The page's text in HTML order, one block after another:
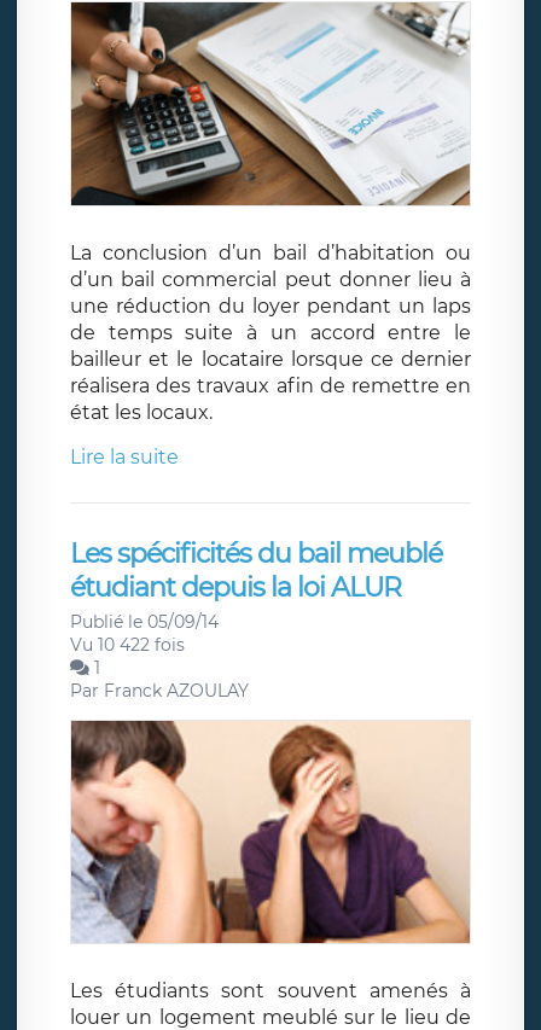
La conclusion d’un bail d’habitation ou
d’un bail commercial peut donner lieu à
une réduction du loyer pendant un laps
de temps suite à un accord entre le
bailleur et le locataire lorsque ce dernier
réalisera des travaux afin de remettre en
état les locaux.
Lire la suite
Les spécificités du bail meublé
étudiant depuis la loi ALUR
Publié le 05/09/14
Vu 10 422 fois
1
Par Franck AZOULAY
Les étudiants sont souvent amenés à
louer un logement meublé sur le lieu de